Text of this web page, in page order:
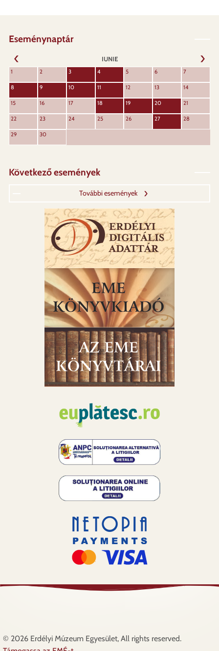
Eseménynaptár
ANTERIOR
IUNIE
1 2 3 4 5 6 7
8 9 10 11 12 13 14
15 16 17 18 19 20 21
22 23 24 25 26 27 28
29 30
Következő események
További események
© 2026 Erdélyi Múzeum Egyesület, All rights reserved.